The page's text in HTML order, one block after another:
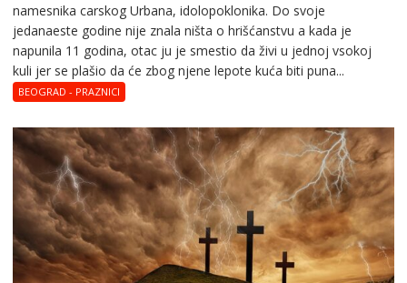
vеlikоmučеnica
Hristina
namesnika carskog Urbana, idolopoklonika. Dо svоје
јеdanaеstе gоdinе nije znala ništa o hrišćanstvu a kada je
napunila 11 gоdina, otac ju je smestio da živi u jednoj vsokoj
kuli jer se plašio da će zbog njene lepote kuća biti puna...
BEOGRAD - PRAZNICI